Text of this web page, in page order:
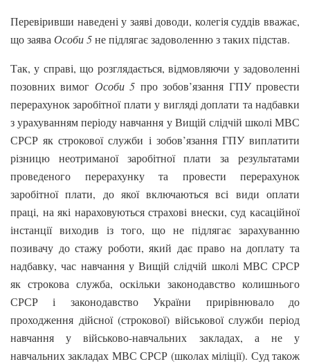
Перевіривши наведені у заяві доводи, колегія суддів вважає,
що заяваОсоби 5не підлягає задоволенню з таких підстав.
Так, у справі, що розглядається, відмовляючи у задоволенні
позовних вимог Особи 5 про зобов’язання ГПУ провести
перерахунок заробітної плати у вигляді доплати та надбавки
з урахуванням періоду навчання у Вищій слідчій школі МВС
СРСР як строкової служби і зобов’язання ГПУ виплатити
різницю неотриманої заробітної плати за результатами
проведеного перерахунку та провести перерахунок
заробітної плати, до якої включаються всі види оплати
праці, на які нараховуються страхові внески, суд касаційної
інстанції виходив із того, що не підлягає зарахуванню
позивачу до стажу роботи, який дає право на доплату та
надбавку, час навчання у Вищій слідчій школі МВС СРСР
як строкова служба, оскільки законодавство колишнього
СРСР і законодавство України прирівнювало до
проходження дійсної (строкової) військової служби період
навчання у військово-навчальних закладах, а не у
навчальних закладах МВС СРСР (школах міліції). Суд також